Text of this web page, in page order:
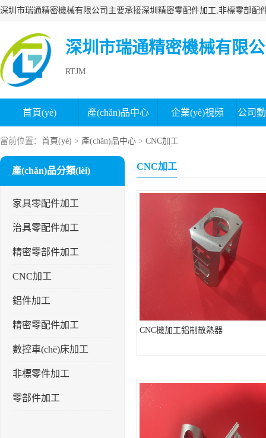
深圳市瑞通精密機械有限
RTJM
首頁(yè) 產(chǎn)品中心 企業(yè)視頻 公司
榮譽(yù)認證 企業(yè)文化 組織結構
當前位置： 首頁(yè) > 產(chǎn)品中心 > CNC加工
產(chǎn)品分類(lèi)
家具零配件加工
治具零配件加工
精密零部件加工
CNC加工
鋁件加工
精密零配件加工
數控車(chē)床加工
非標零件加工
零部件加工
CNC加工
CNC機加工鋁制散熱器